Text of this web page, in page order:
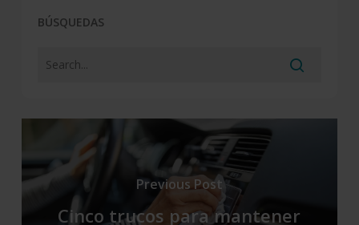
BÚSQUEDAS
Previous Post
Cinco trucos para mantener